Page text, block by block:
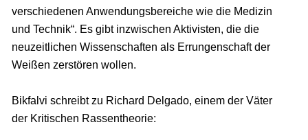
verschiedenen Anwendungsbereiche wie die Medizin
und Technik“. Es gibt inzwischen Aktivisten, die die
neuzeitlichen Wissenschaften als Errungenschaft der
Weißen zerstören wollen.
Bikfalvi schreibt zu Richard Delgado, einem der Väter
der Kritischen Rassentheorie: